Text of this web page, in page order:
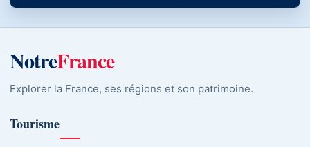
NotreFrance
Explorer la France, ses régions et son patrimoine.
Tourisme